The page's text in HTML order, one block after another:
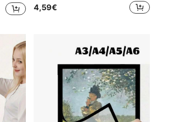
4,59€